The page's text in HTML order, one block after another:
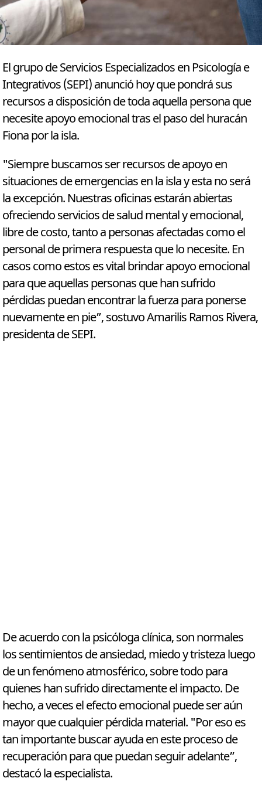
El grupo de Servicios Especializados en Psicología e
Integrativos (SEPI) anunció hoy que pondrá sus
recursos a disposición de toda aquella persona que
necesite apoyo emocional tras el paso del huracán
Fiona por la isla.
"Siempre buscamos ser recursos de apoyo en
situaciones de emergencias en la isla y esta no será
la excepción. Nuestras oficinas estarán abiertas
ofreciendo servicios de salud mental y emocional,
libre de costo, tanto a personas afectadas como el
personal de primera respuesta que lo necesite. En
casos como estos es vital brindar apoyo emocional
para que aquellas personas que han sufrido
pérdidas puedan encontrar la fuerza para ponerse
nuevamente en pie”, sostuvo Amarilis Ramos Rivera,
presidenta de SEPI.
De acuerdo con la psicóloga clínica, son normales
los sentimientos de ansiedad, miedo y tristeza luego
de un fenómeno atmosférico, sobre todo para
quienes han sufrido directamente el impacto. De
hecho, a veces el efecto emocional puede ser aún
mayor que cualquier pérdida material. "Por eso es
tan importante buscar ayuda en este proceso de
recuperación para que puedan seguir adelante”,
destacó la especialista.